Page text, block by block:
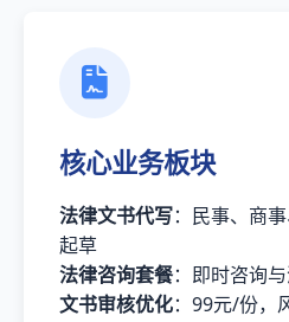
核心业务板块
法律文书代写：民事、商
起草
法律咨询套餐：即时咨询
文书审核优化：99元/份，